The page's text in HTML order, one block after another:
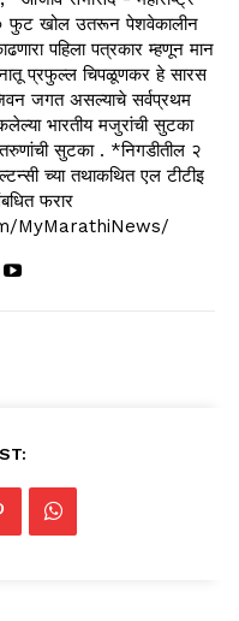
३० फुट खोल उतरून पेशवेकालीन
पहिला पत्रकार म्हणून मान
नातू प्रफुल्ल चिपळूणकर हे सारस
जगत असल्याचे सर्वप्रथम
भारतीय मजुरांची सुटका
सुटका . *निगडीतील २
च्या तथाकथित एल टीटीइ
फरार
MyMarathiNews/